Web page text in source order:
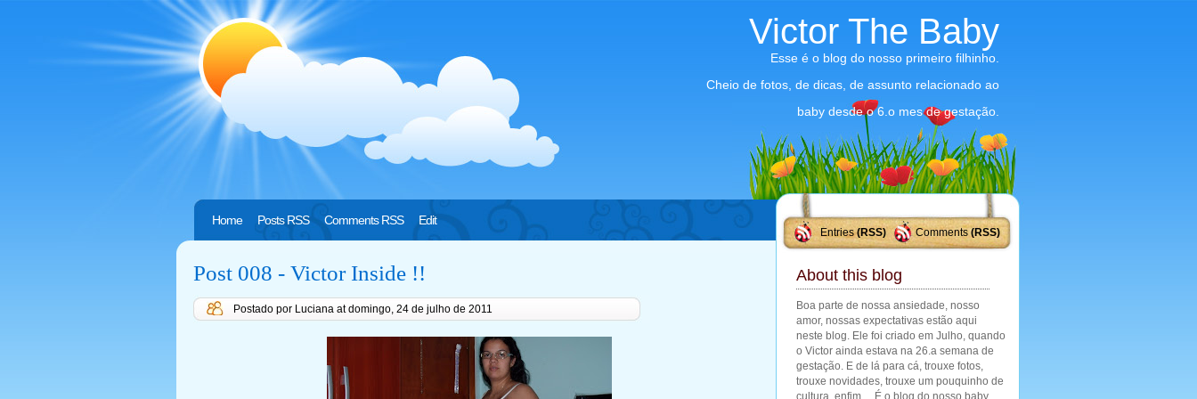
Victor The Baby
Esse é o blog do nosso primeiro filhinho.
Cheio de fotos, de dicas, de assunto relacionado ao
baby desde o 6.o mes de gestação.
Entries(RSS) Comments (RSS)
Home Posts RSS Comments RSS Edit
Post 008 - Victor Inside !!
Postado por Luciana atdomingo, 24 de julho de 2011
About this blog
Boa parte de nossa ansiedade, nosso
amor, nossas expectativas estão aqui
neste blog. Ele foi criado em Julho, quando
o Victor ainda estava na 26.a semana de
gestação. E de lá para cá, trouxe fotos,
trouxe novidades, trouxe um pouquinho de
cultura, enfim ... É o blog do nosso baby